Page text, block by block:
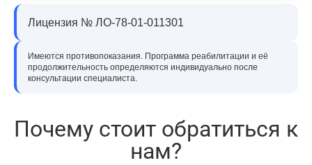
Лицензия № ЛО-78-01-011301
Имеются противопоказания. Программа реабилитации и её
продолжительность определяются индивидуально после
консультации специалиста.
Почему стоит обратиться к
нам?